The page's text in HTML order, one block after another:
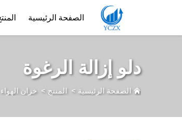
الصفحة الرئيسية
دلو إزالة الرغوة
الصفحة الرئيسية > المنتج >خزان الهواء